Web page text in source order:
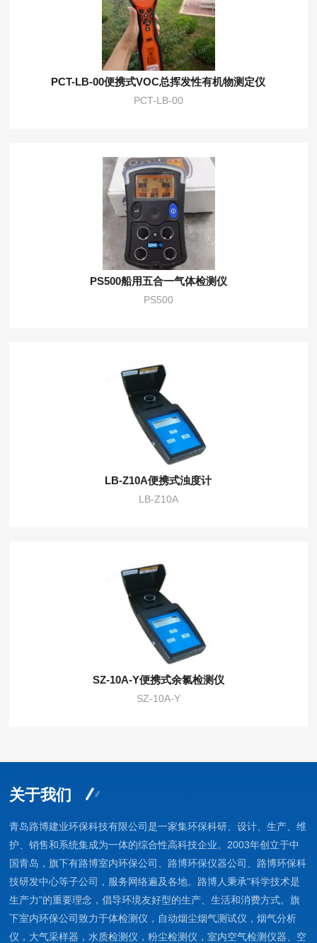
PCT-LB-00便携式VOC总挥发性有机物测定仪
PCT-LB-00
PS500船用五合一气体检测仪
PS500
LB-Z10A便携式浊度计
LB-Z10A
SZ-10A-Y便携式余氯检测仪
SZ-10A-Y
关于我们
青岛路博建业环保科技有限公司是一家集环保科研、设计、生产、维
护、销售和系统集成为一体的综合性高科技企业。2003年创立于中
国青岛，旗下有路博室内环保公司、路博环保仪器公司、路博环保科
技研发中心等子公司，服务网络遍及各地。路博人秉承"科学技术是
生产力"的重要理念，倡导环境友好型的生产、生活和消费方式。旗
下室内环保公司致力于体检测仪，自动烟尘烟气测试仪，烟气分析
仪，大气采样器，水质检测仪，粉尘检测仪，室内空气检测仪器、空